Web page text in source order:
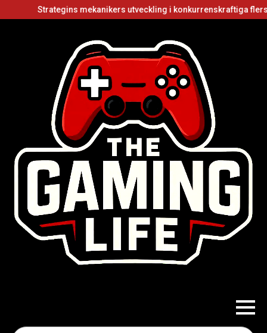
mekanikers utveckling i konkurrenskraftiga